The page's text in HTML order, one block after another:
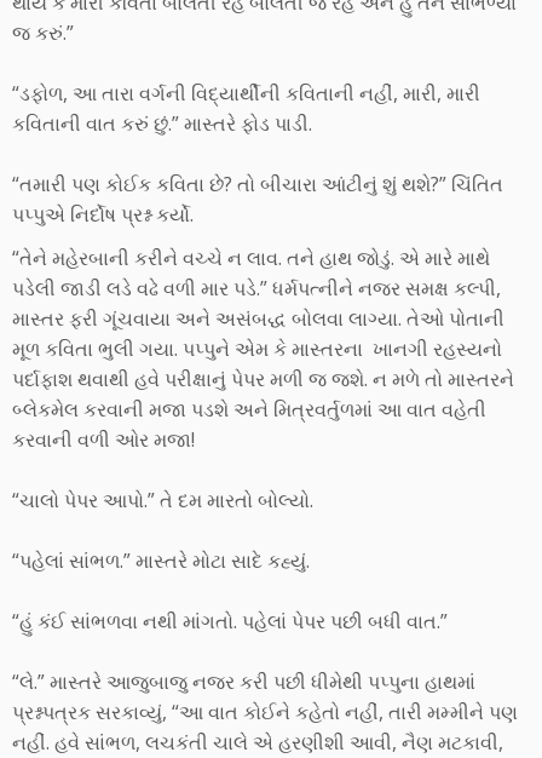
જ કરું.”
“ડફોળ, આ તારા વર્ગની વિદ્યાર્થીની કવિતાની નહીં, મારી, મારી
કવિતાની વાત કરું છું.” માસ્તરે ફોડ પાડી.
“તમારી પણ કોઈક કવિતા છે? તો બીચારા આંટીનું શું થશે?” ચિંતિત
પપ્પુએ નિર્દોષ પ્રશ્ન કર્યો.
“તેને મહેરબાની કરીને વચ્ચે ન લાવ. તને હાથ જોડું. એ મારે માથે
પડેલી જાડી લડે વઢે વળી માર પડે.” ધર્મપત્નીને નજર સમક્ષ કલ્પી,
માસ્તર ફરી ગૂંચવાયા અને અસંબદ્ધ બોલવા લાગ્યા. તેઓ પોતાની
મૂળ કવિતા ભુલી ગયા. પપ્પુને એમ કે માસ્તરના ખાનગી રહસ્યનો
પર્દાફાશ થવાથી હવે પરીક્ષાનું પેપર મળી જ જશે. ન મળે તો માસ્તરને
બ્લેકમેલ કરવાની મજા પડશે અને મિત્રવર્તુળમાં આ વાત વહેતી
કરવાની વળી ઓર મજા!
“ચાલો પેપર આપો.” તે દમ મારતો બોલ્યો.
“પહેલાં સાંભળ.” માસ્તરે મોટા સાદે કહ્યું.
“હું કંઈ સાંભળવા નથી માંગતો. પહેલાં પેપર પછી બધી વાત.”
“લે.” માસ્તરે આજુબાજુ નજર કરી પછી ધીમેથી પપ્પુના હાથમાં
પ્રશ્નપત્રક સરકાવ્યું, “આ વાત કોઈને કહેતો નહીં, તારી મમ્મીને પણ
નહીં. હવે સાંભળ, લચકંતી ચાલે એ હરણીશી આવી, નૈણ મટકાવી,